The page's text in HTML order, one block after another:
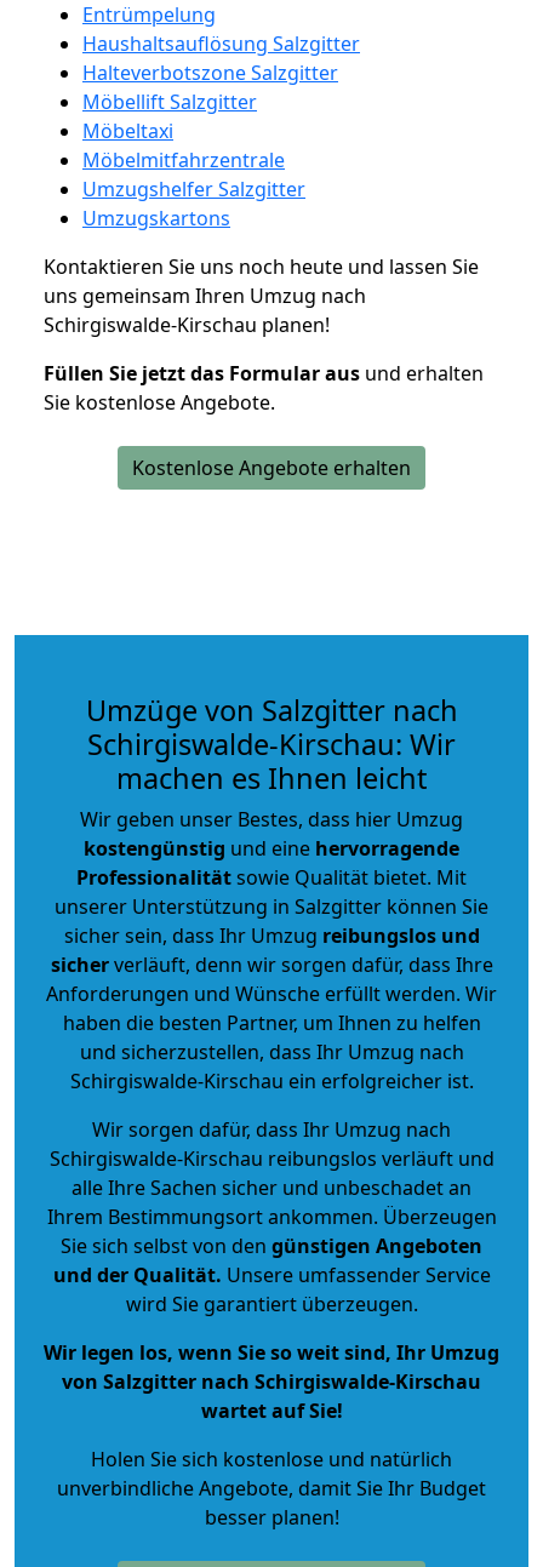
Entrümpelung
Haushaltsauflösung Salzgitter
Halteverbotszone Salzgitter
Möbellift Salzgitter
Möbeltaxi
Möbelmitfahrzentrale
Umzugshelfer Salzgitter
Umzugskartons
Kontaktieren Sie uns noch heute und lassen Sie
uns gemeinsam Ihren Umzug nach
Schirgiswalde-Kirschau planen!
Füllen Sie jetzt das Formular aus und erhalten
Sie kostenlose Angebote.
Kostenlose Angebote erhalten
Umzüge von Salzgitter nach
Schirgiswalde-Kirschau: Wir
machen es Ihnen leicht
Wir geben unser Bestes, dass hier Umzug
kostengünstig und eine hervorragende
Professionalitätsowie Qualität bietet. Mit
unserer Unterstützung in Salzgitter können Sie
sicher sein, dass Ihr Umzug reibungslos und
sicherverläuft, denn wir sorgen dafür, dass Ihre
Anforderungen und Wünsche erfüllt werden. Wir
haben die besten Partner, um Ihnen zu helfen
und sicherzustellen, dass Ihr Umzug nach
Schirgiswalde-Kirschau ein erfolgreicher ist.
Wir sorgen dafür, dass Ihr Umzug nach
Schirgiswalde-Kirschau reibungslos verläuft und
alle Ihre Sachen sicher und unbeschadet an
Ihrem Bestimmungsort ankommen. Überzeugen
Sie sich selbst von den günstigen Angeboten
und der Qualität. Unsere umfassender Service
wird Sie garantiert überzeugen.
Wir legen los, wenn Sie so weit sind, Ihr Umzug
von Salzgitter nach Schirgiswalde-Kirschau
wartet auf Sie!
Holen Sie sich kostenlose und natürlich
unverbindliche Angebote, damit Sie Ihr Budget
besser planen!